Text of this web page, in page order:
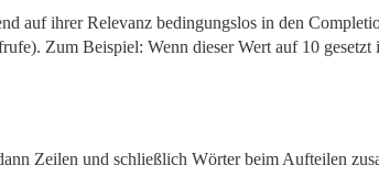
auf ihrer Relevanz bedingungslos in den
Zum Beispiel: Wenn dieser Wert auf 10 gesetzt
Zeilen und schließlich Wörter beim Aufteilen